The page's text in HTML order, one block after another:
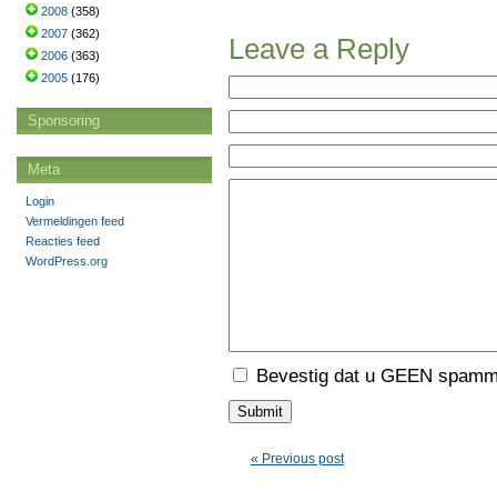
Leave a Reply
Bevestig dat u GEEN
« Previous post
2008 (358)
2007 (362)
2006 (363)
2005 (176)
Sponsoring
Meta
Login
Vermeldingen feed
Reacties feed
WordPress.org